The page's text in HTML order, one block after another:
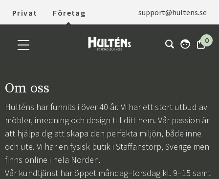
Privat Företag support@hultens.se
0
Om oss
Hulténs har funnits i över 40 år. Vi har ett stort utbud av
möbler, inredning och design till ditt hem. Vår passion är
att hjälpa dig att skapa den perfekta miljön, både inne
och ute. Vi har en fysisk butik i Staffanstorp, Sverige men
finns online i hela Norden.
Vår kundtjänst har öppet måndag–torsdag kl. 9–15 samt